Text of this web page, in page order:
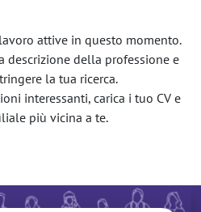
attive in questo momento.
descrizione della professione e
la tua ricerca.
interessanti, carica i tuo CV e
più vicina a te.